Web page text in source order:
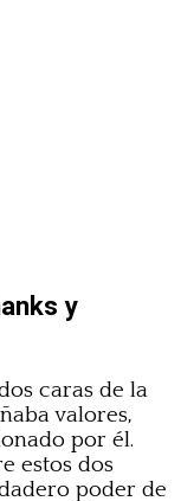
y
caras de la
valores,
por él.
estos dos
poder de